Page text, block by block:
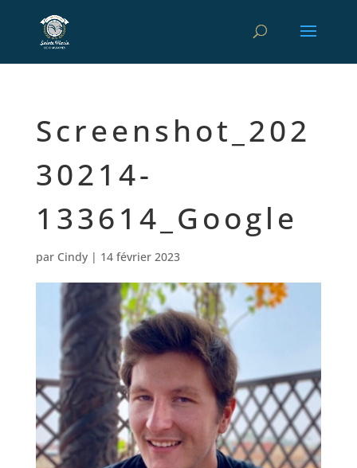
Screenshot_202
30214-
133614_Google
par Cindy| 14 février 2023